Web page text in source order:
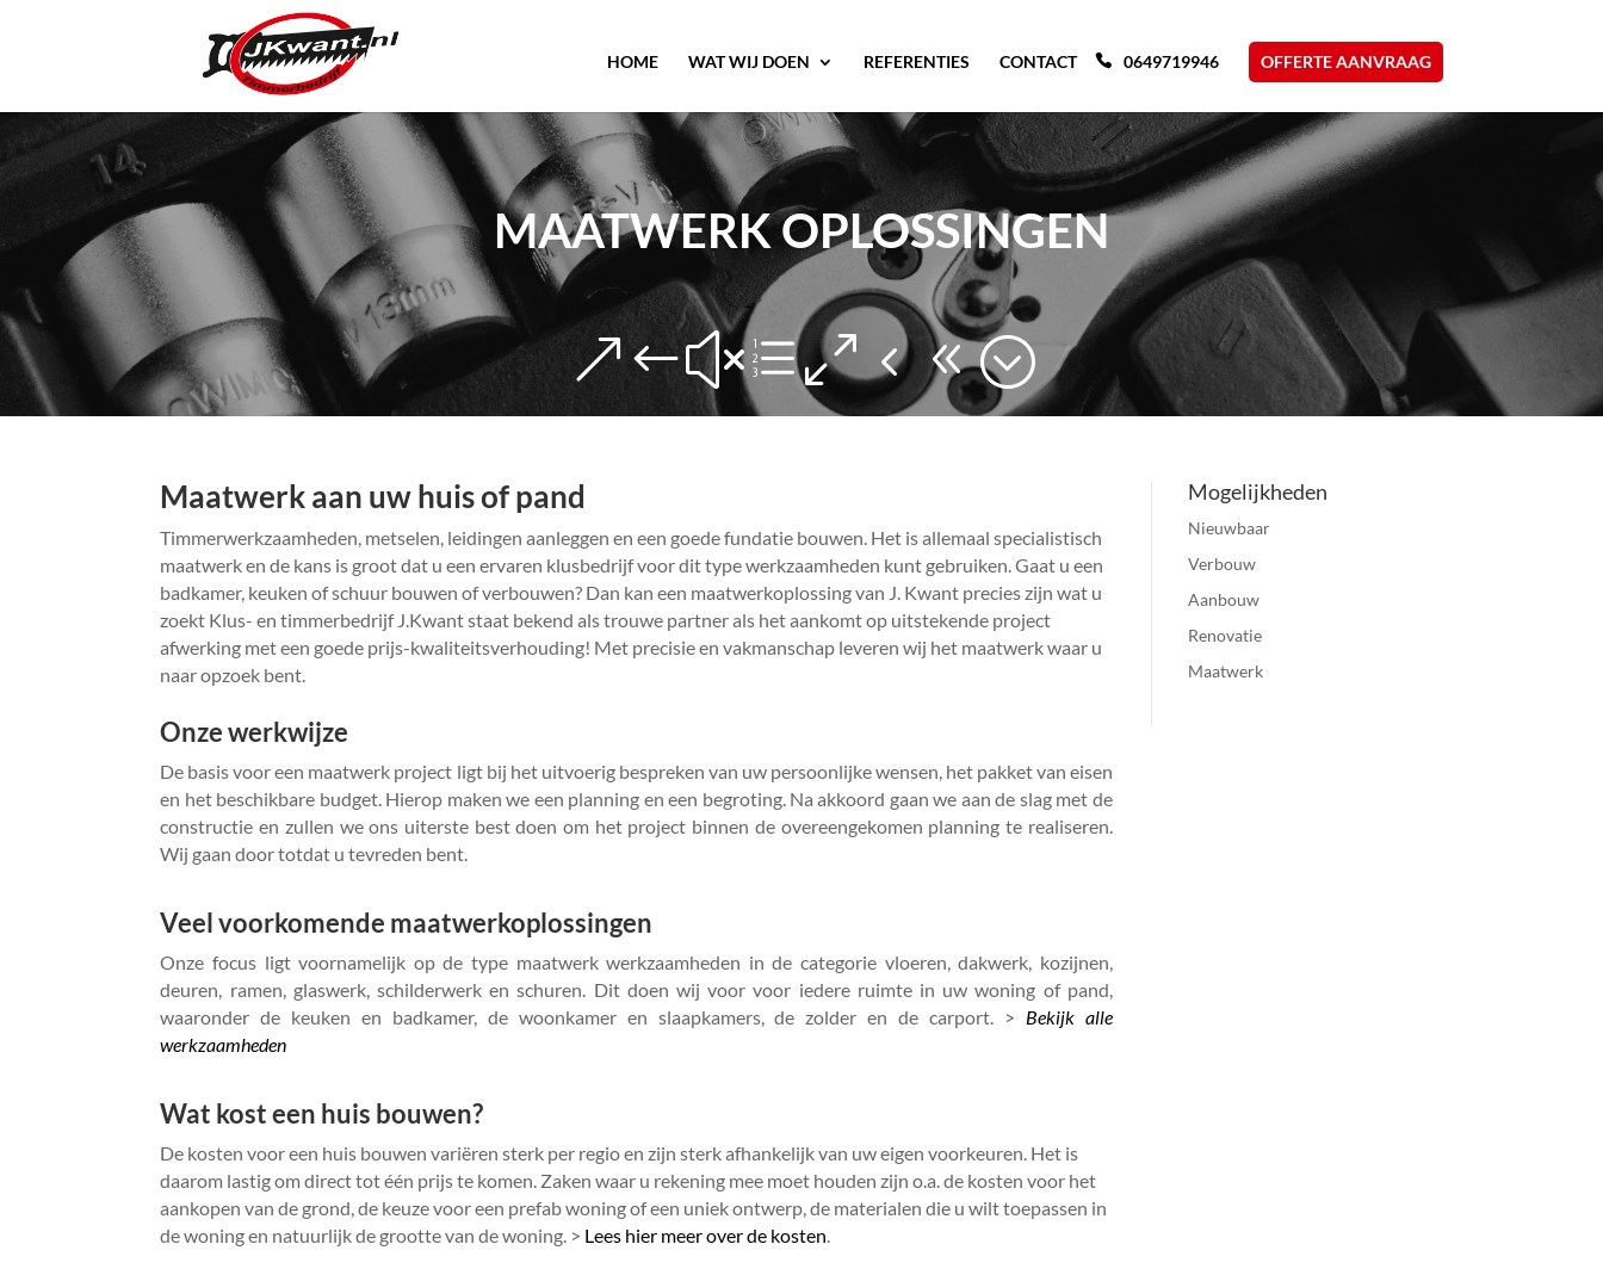
HOME WAT WIJ DOEN REFERENTIES CONTACT 0649719946 OFFERTE AANVRAAG
MAATWERK OPLOSSINGEN
&#xe048;
Maatwerk aan uw huis of pand
Timmerwerkzaamheden, metselen, leidingen aanleggen en een goede fundatie bouwen. Het is allemaal specialistisch
maatwerk en de kans is groot dat u een ervaren klusbedrijf voor dit type werkzaamheden kunt gebruiken. Gaat u een
badkamer, keuken of schuur bouwen of verbouwen? Dan kan een maatwerkoplossing van J. Kwant precies zijn wat u
zoekt Klus- en timmerbedrijf J.Kwant staat bekend als trouwe partner als het aankomt op uitstekende project
afwerking met een goede prijs-kwaliteitsverhouding! Met precisie en vakmanschap leveren wij het maatwerk waar u
naar opzoek bent.
Onze werkwijze
De basis voor een maatwerk project ligt bij het uitvoerig bespreken van uw persoonlijke wensen, het pakket van eisen
en het beschikbare budget. Hierop maken we een planning en een begroting. Na akkoord gaan we aan de slag met de
constructie en zullen we ons uiterste best doen om het project binnen de overeengekomen planning te realiseren.
Wij gaan door totdat u tevreden bent.
Veel voorkomende maatwerkoplossingen
Onze focus ligt voornamelijk op de type maatwerk werkzaamheden in de categorie vloeren, dakwerk, kozijnen,
deuren, ramen, glaswerk, schilderwerk en schuren. Dit doen wij voor voor iedere ruimte in uw woning of pand,
waaronder de keuken en badkamer, de woonkamer en slaapkamers, de zolder en de carport. > Bekijk alle
werkzaamheden
Wat kost een huis bouwen?
De kosten voor een huis bouwen variëren sterk per regio en zijn sterk afhankelijk van uw eigen voorkeuren. Het is
daarom lastig om direct tot één prijs te komen. Zaken waar u rekening mee moet houden zijn o.a. de kosten voor het
aankopen van de grond, de keuze voor een prefab woning of een uniek ontwerp, de materialen die u wilt toepassen in
de woning en natuurlijk de grootte van de woning. > Lees hier meer over de kosten.
Mogelijkheden
Nieuwbaar
Verbouw
Aanbouw
Renovatie
Maatwerk